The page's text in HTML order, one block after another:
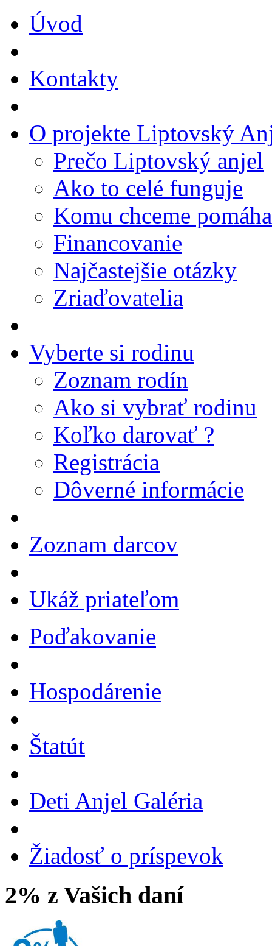
Úvod
Kontakty
O projekte Liptovský
Prečo Liptovský anjel
Ako to celé funguje
Komu chceme
Financovanie
Najčastejšie otázky
Zriaďovatelia
Vyberte si rodinu
Zoznam rodín
Ako si vybrať rodinu
Koľko darovať ?
Registrácia
Dôverné informácie
Zoznam darcov
Ukáž priateľom
Poďakovanie
Hospodárenie
Štatút
Deti Anjel Galéria
Žiadosť o príspevok
2% z Vašich daní